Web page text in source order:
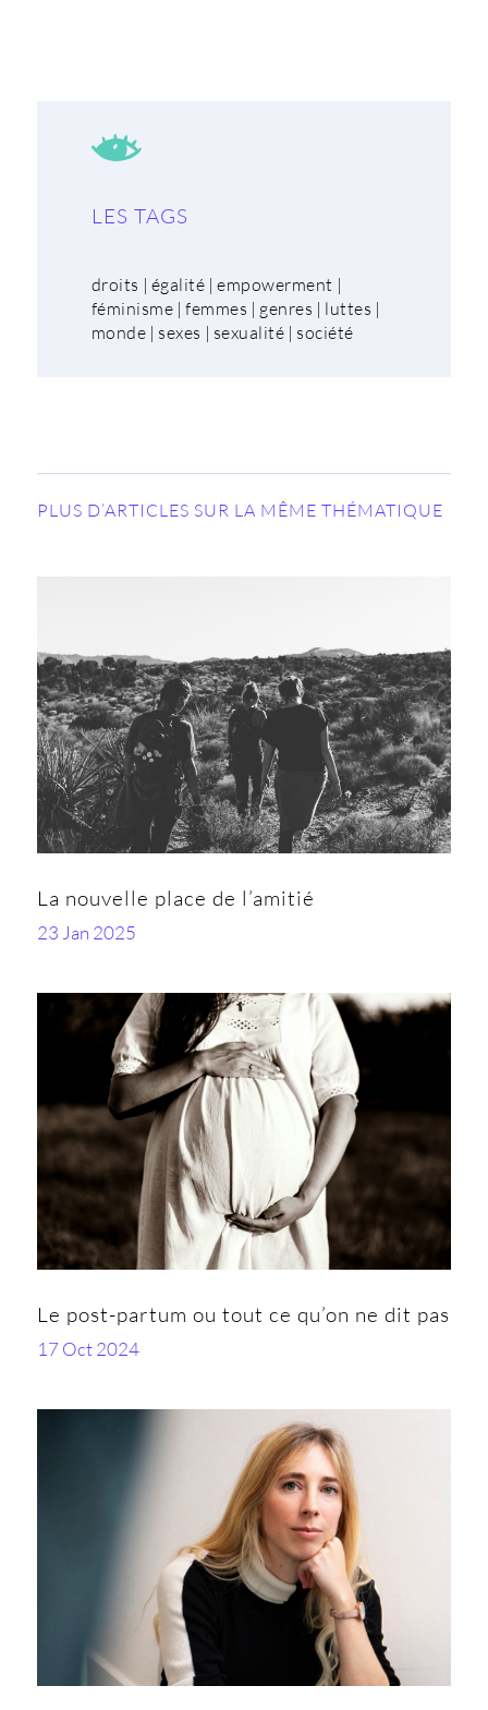
LES TAGS
droits | égalité |empowerment |
féminisme |femmes | genres | luttes |
monde | sexes | sexualité | société
PLUS D’ARTICLES SUR LA MÊME THÉMATIQUE
La nouvelle place de l’amitié
23 Jan 2025
Le post-partum ou tout ce qu’on ne dit pas
17 Oct 2024